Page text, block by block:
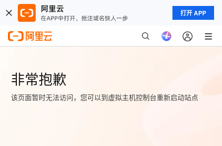
打开 APP
非常抱歉
该页面暂时无法访问，您可以到虚拟主机控制台重新启动站点